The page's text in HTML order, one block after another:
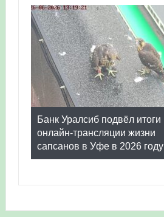
Банк Уралсиб подвёл итоги
онлайн-трансляции жизни
сапсанов в Уфе в 2026 году